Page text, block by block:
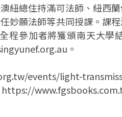
紐總住持滿可法師、紐西
妙願法師等共同授課。課
程參加者將獲頒南天大學
。
events/light-
https://